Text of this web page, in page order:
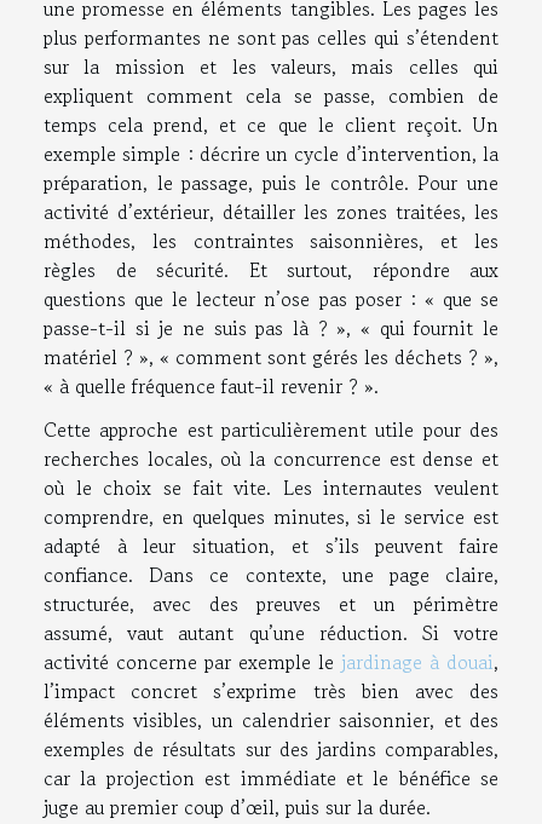
une promesse en éléments tangibles. Les pages les
plus performantes ne sont pas celles qui s’étendent
sur la mission et les valeurs, mais celles qui
expliquent comment cela se passe, combien de
temps cela prend, et ce que le client reçoit. Un
exemple simple : décrire un cycle d’intervention, la
préparation, le passage, puis le contrôle. Pour une
activité d’extérieur, détailler les zones traitées, les
méthodes, les contraintes saisonnières, et les
règles de sécurité. Et surtout, répondre aux
questions que le lecteur n’ose pas poser : « que se
passe-t-il si je ne suis pas là ? », « qui fournit le
matériel ? », « comment sont gérés les déchets ? »,
« à quelle fréquence faut-il revenir ? ».
Cette approche est particulièrement utile pour des
recherches locales, où la concurrence est dense et
où le choix se fait vite. Les internautes veulent
comprendre, en quelques minutes, si le service est
adapté à leur situation, et s’ils peuvent faire
confiance. Dans ce contexte, une page claire,
structurée, avec des preuves et un périmètre
assumé, vaut autant qu’une réduction. Si votre
activité concerne par exemple le jardinage à douai,
l’impact concret s’exprime très bien avec des
éléments visibles, un calendrier saisonnier, et des
exemples de résultats sur des jardins comparables,
car la projection est immédiate et le bénéfice se
juge au premier coup d’œil, puis sur la durée.